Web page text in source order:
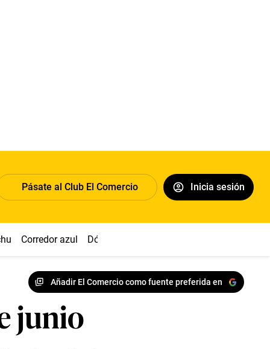
Pásate al Club El Comercio Inicia sesión
Corredor azul Dólar
Añadir El Comercio como fuente preferida en
junio